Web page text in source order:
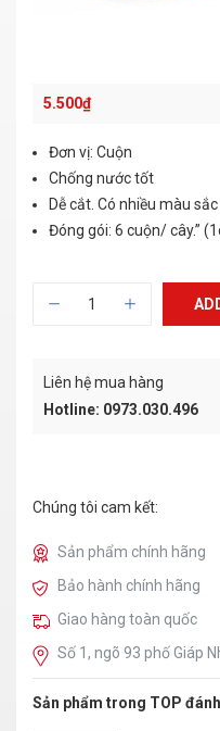
5.500₫
Đơn vị: Cuộn
Chống nước tốt
Dễ cắt. Có nhiều màu
Đóng gói: 6 cuộn/ cây.”
Liên hệ mua hàng
Hotline: 0973.030.496
Chúng tôi cam kết:
Sản phẩm chính hãng
Bảo hành chính hãng
Giao hàng toàn quốc
Số 1, ngõ 93 phố Giáp
Sản phẩm trong TOP